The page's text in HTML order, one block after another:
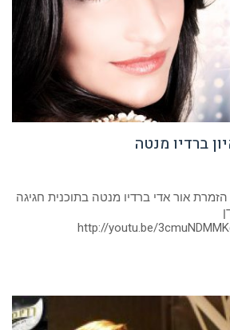
ברדיו מנטה
אור אדי ברדיו מנטה בתוכנית חגיגה